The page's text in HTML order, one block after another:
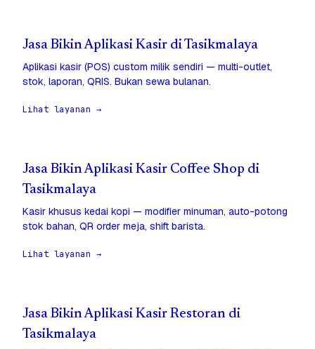
Jasa Bikin Aplikasi Kasir di Tasikmalaya
Aplikasi kasir (POS) custom milik sendiri — multi-outlet,
stok, laporan, QRIS. Bukan sewa bulanan.
Lihat layanan →
Jasa Bikin Aplikasi Kasir Coffee Shop di
Tasikmalaya
Kasir khusus kedai kopi — modifier minuman, auto-potong
stok bahan, QR order meja, shift barista.
Lihat layanan →
Jasa Bikin Aplikasi Kasir Restoran di
Tasikmalaya